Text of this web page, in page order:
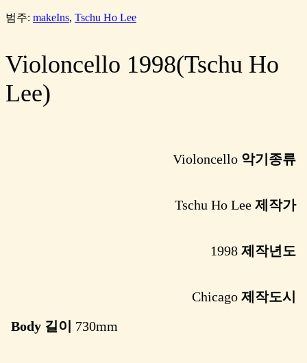
범주: makeIns, Tschu Ho Lee
Violoncello 1998(Tschu Ho
Lee)
Violoncello 악기종류
Tschu Ho Lee 제작가
1998 제작년도
Chicago 제작도시
Body 길이
730mm